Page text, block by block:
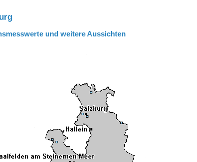
und weitere Aussichten